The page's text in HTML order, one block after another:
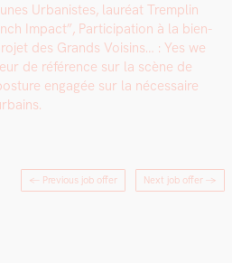
Urban­istes, lau­réat Trem­plin
Impact”, Par­tic­i­pa­tion à la bien­
des Grands Voisins… : Yes we
de référence sur la scène de
engagée sur la néces­saire
← Previous job offer Next job offer →